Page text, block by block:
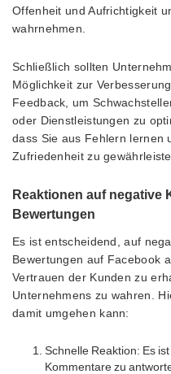
Offenheit und Aufrichtigkeit
wahrnehmen.
Schließlich sollten
Möglichkeit zur
Feedback, um
oder Dienstleistungen zu
dass Sie aus Fehlern lernen
Zufriedenheit zu
Reaktionen auf negative
Bewertungen
Es ist entscheidend, auf
Bewertungen auf Facebook
Vertrauen der Kunden zu
Unternehmens zu wahren.
damit umgehen kann:
Schnelle Reaktion: Es
Kommentare zu